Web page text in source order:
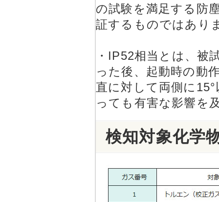
の試験を満足する防
証するものではあり
・IP52相当とは、被
った後、起動時の動
直に対して両側に
っても有害な影響
検知対象化学